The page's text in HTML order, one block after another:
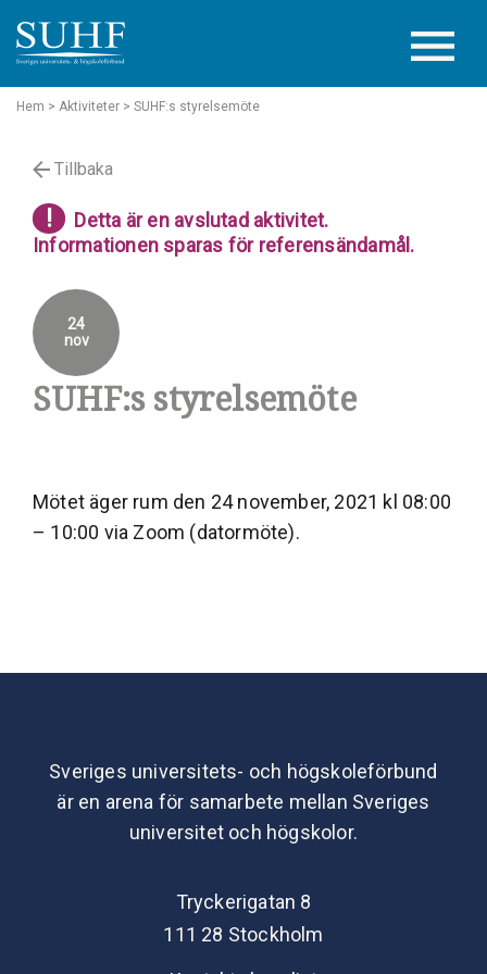
Hem > Aktiviteter > SUHF:s styrelsemöte
Tillbaka
!
Detta är en avslutad aktivitet.
Informationen sparas för referensändamål.
SUHF:s styrelsemöte
24
nov
Mötet äger rum den 24 november, 2021 kl 08:00
– 10:00 via Zoom (datormöte).
Sveriges universitets- och högskoleförbund
är en arena för samarbete mellan Sveriges
universitet och högskolor.
Tryckerigatan 8
111 28 Stockholm